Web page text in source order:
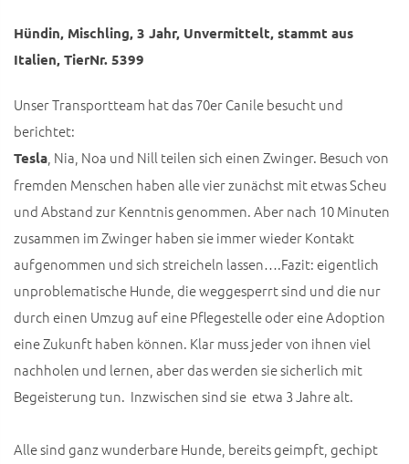
Hündin, Mischling, 3 Jahr, Unvermittelt, stammt aus
Italien, TierNr. 5399
Unser Transportteam hat das 70er Canile besucht und
berichtet:
Tesla, Nia, Noa und Nill teilen sich einen Zwinger. Besuch von
fremden Menschen haben alle vier zunächst mit etwas Scheu
und Abstand zur Kenntnis genommen. Aber nach 10 Minuten
zusammen im Zwinger haben sie immer wieder Kontakt
aufgenommen und sich streicheln lassen….Fazit: eigentlich
unproblematische Hunde, die weggesperrt sind und die nur
durch einen Umzug auf eine Pflegestelle oder eine Adoption
eine Zukunft haben können. Klar muss jeder von ihnen viel
nachholen und lernen, aber das werden sie sicherlich mit
Begeisterung tun. Inzwischen sind sie etwa 3 Jahre alt.
Alle sind ganz wunderbare Hunde, bereits geimpft, gechipt